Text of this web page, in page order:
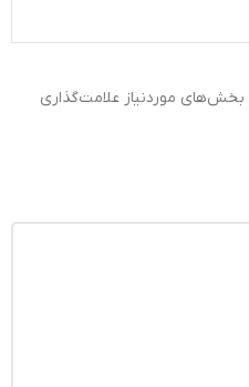
بخش‌های موردنیاز علامت‌گذاری